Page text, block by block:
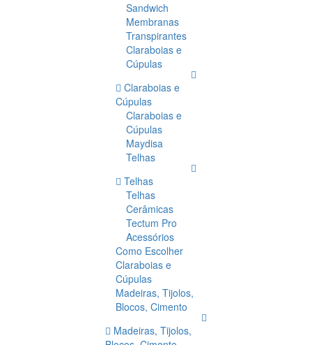
Sandwich
Membranas
Transpirantes
Claraboias e
Cúpulas
Claraboias e
Cúpulas
Claraboias e
Cúpulas
Maydisa
Telhas
Telhas
Telhas
Cerâmicas
Tectum Pro
Acessórios
Como Escolher
Claraboias e
Cúpulas
Madeiras, Tijolos,
Blocos, Cimento
Madeiras, Tijolos,